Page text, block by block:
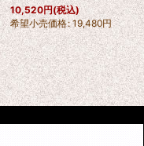
10,520円(税込)
希望小売価格: 19,480円